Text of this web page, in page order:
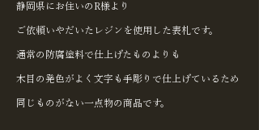
静岡県にお住いのR様より
ご依頼いやだいたレジンを使用した表札です。
通常の防腐塗料で仕上げたものよりも
木目の発色がよく文字も手彫りで仕上げているため
​同じものがない一点物の商品です。